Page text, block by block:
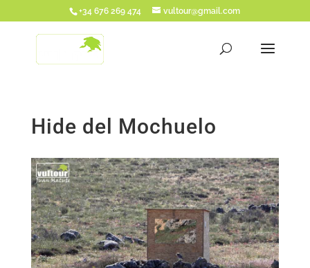
+34 676 269 474 vultour@gmail.com
Hide del Mochuelo